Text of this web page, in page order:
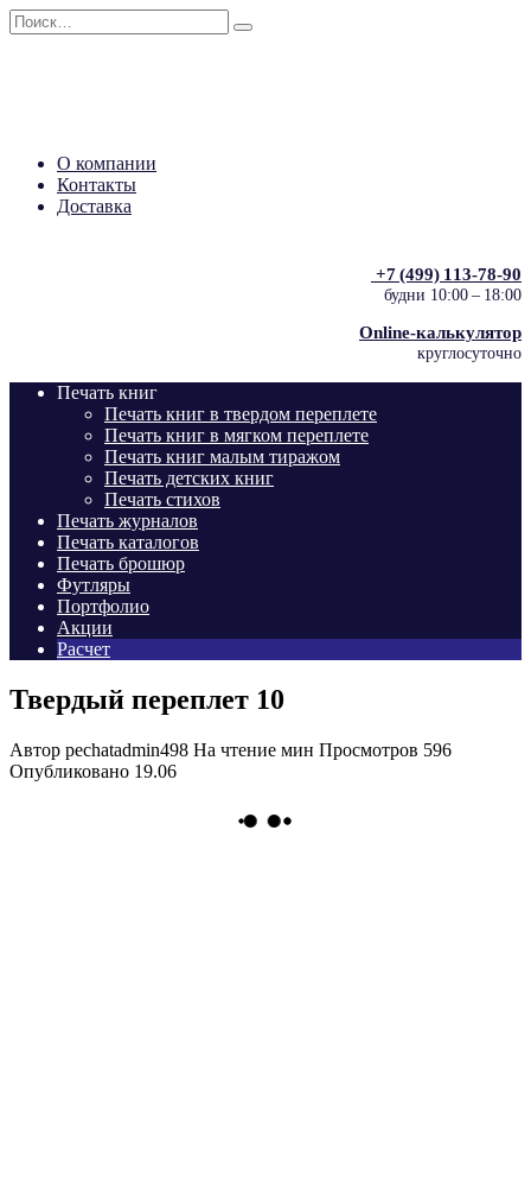
Перейти
к
Search
for:
О компании
Контакты
Доставка
+7 (499) 113‑78‑90
будни 10:00 – 18:00
Online-калькулятор
круглосуточно
Печать книг
Печать книг в твердом переплете
Печать книг в мягком переплете
Печать книг малым тиражом
Печать детских книг
Печать стихов
Печать журналов
Печать каталогов
Печать брошюр
Футляры
Портфолио
Акции
Расчет
Твердый переплет 10
Автор pechatadmin498 На чтение мин Просмотров 596
Опубликовано 19.06